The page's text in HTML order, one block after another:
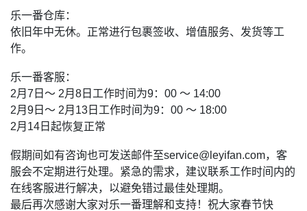
乐一番仓库：
依旧年中无休。正常进行包裹签收、增值服务、发货等工
作。
乐一番客服：
2月7日～ 2月8日工作时间为9：00 ～ 14:00
2月9日～ 2月13日工作时间为9：00 ～ 18:00
2月14日起恢复正常
假期间如有咨询也可发送邮件至service@leyifan.com，客
服会不定期进行处理。紧急的需求，建议联系工作时间内的
在线客服进行解决，以避免错过最佳处理期。
最后再次感谢大家对乐一番理解和支持！祝大家春节快